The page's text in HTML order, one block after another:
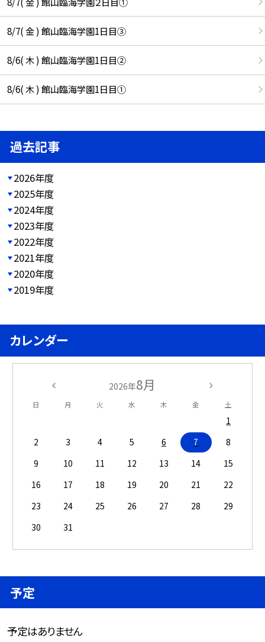
8/7( 金 ) 館山臨海学園1日目③
8/6( 木 ) 館山臨海学園1日目②
8/6( 木 ) 館山臨海学園1日目①
過去記事
2026年度
2025年度
2024年度
2023年度
2022年度
2021年度
2020年度
2019年度
カレンダー
2026年8月
日 月 火 水 木 金 土
1
2
3 4 5 6 7
8
9
10 11 12 13 14
15
16
17 18 19 20 21
22
23
24 25 26 27 28
29
30
31
予定
予定はありません